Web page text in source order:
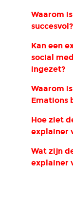
Waarom
succesvol?
Kan een
social
ingezet?
Waarom
Emations
Hoe ziet
explainer
Wat zijn
explainer